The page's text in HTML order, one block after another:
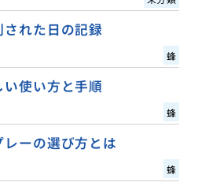
れた日の記録
蜂
使い方と手順
蜂
ーの選び方とは
蜂